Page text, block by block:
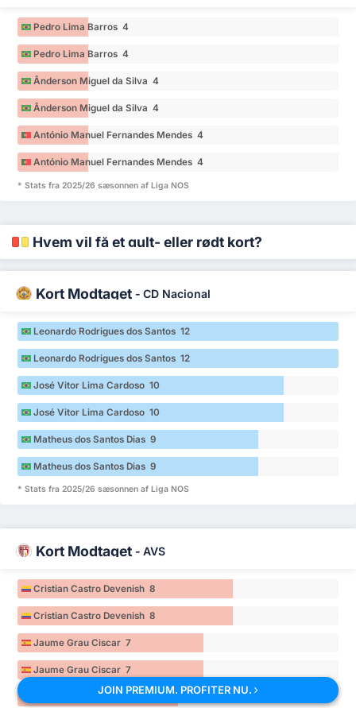
Pedro Lima Barros 4
Pedro Lima Barros 4
Ânderson Miguel da Silva 4
Ânderson Miguel da Silva 4
António Manuel Fernandes Mendes 4
António Manuel Fernandes Mendes 4
* Stats fra 2025/26 sæsonnen af Liga NOS
Hvem vil få et gult- eller rødt kort?
Kort Modtaget - CD Nacional
Leonardo Rodrigues dos Santos 12
Leonardo Rodrigues dos Santos 12
José Vitor Lima Cardoso 10
José Vitor Lima Cardoso 10
Matheus dos Santos Dias 9
Matheus dos Santos Dias 9
* Stats fra 2025/26 sæsonnen af Liga NOS
Kort Modtaget - AVS
Cristian Castro Devenish 8
Cristian Castro Devenish 8
Jaume Grau Ciscar 7
Jaume Grau Ciscar 7
Paulo Vitor Leal Sousa Lima 6
JOIN PREMIUM. PROFITER NU.